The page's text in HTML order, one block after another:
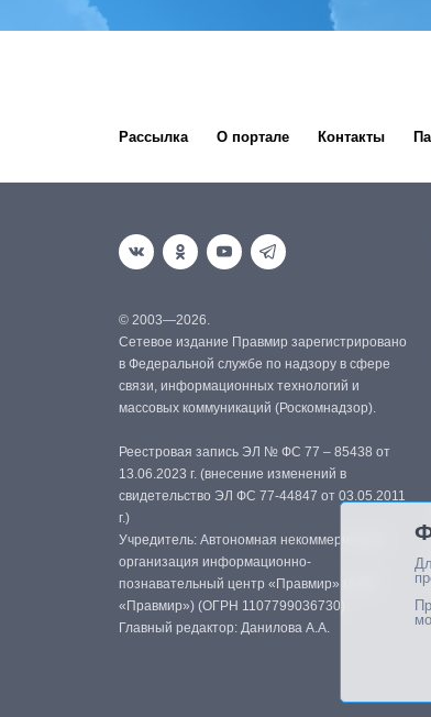
Рассылка О портале Контакты
© 2003—2026.
Сетевое издание Правмир зарегистрировано
в Федеральной службе по надзору в сфере
связи, информационных технологий и
массовых коммуникаций (Роскомнадзор).
Реестровая запись ЭЛ № ФС 77 – 85438 от
13.06.2023 г. (внесение изменений в
свидетельство ЭЛ ФС 77-44847 от 03.05.2011
г.)
Учредитель: Автономная некоммерческая
организация информационно-
познавательный центр «Правмир» (АНО
«Правмир») (ОГРН 1107799036730)
Главный редактор: Данилова А.А.